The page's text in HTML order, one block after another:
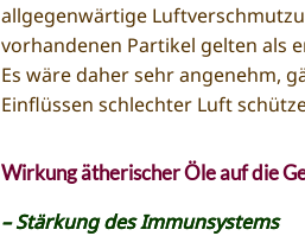
allgegenwärtige
vorhandenen Partikel gelten als
Es wäre daher sehr angenehm,
Einflüssen schlechter Luft
Wirkung ätherischer Öle auf die
– Stärkung des Immunsystems